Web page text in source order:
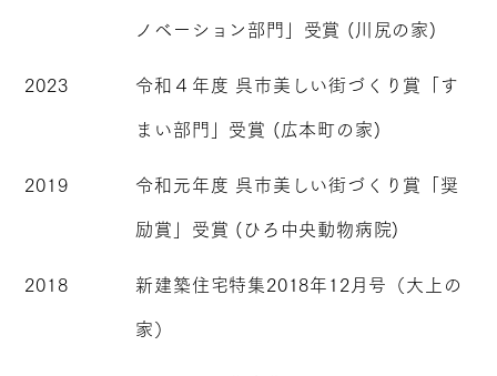
ノベーション部門」受賞 (川尻の家)
2023
令和４年度 呉市美しい街づくり賞「す
まい部門」受賞 (広本町の家)
2019
令和元年度 呉市美しい街づくり賞「奨
励賞」受賞 (ひろ中央動物病院)
2018
新建築住宅特集2018年12月号（大上の
家）